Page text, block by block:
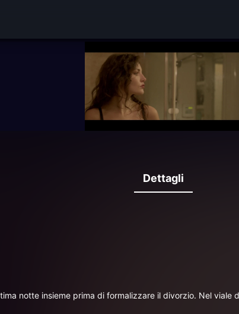
Dettagli
notte insieme prima di formalizzare il divorzio. Nel